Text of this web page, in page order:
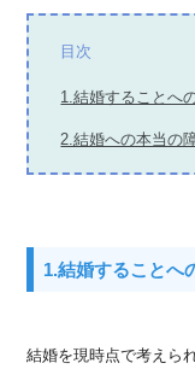
目次
1.結婚することへ
2.結婚への本当の
1.結婚することへ
結婚を現時点で考えら